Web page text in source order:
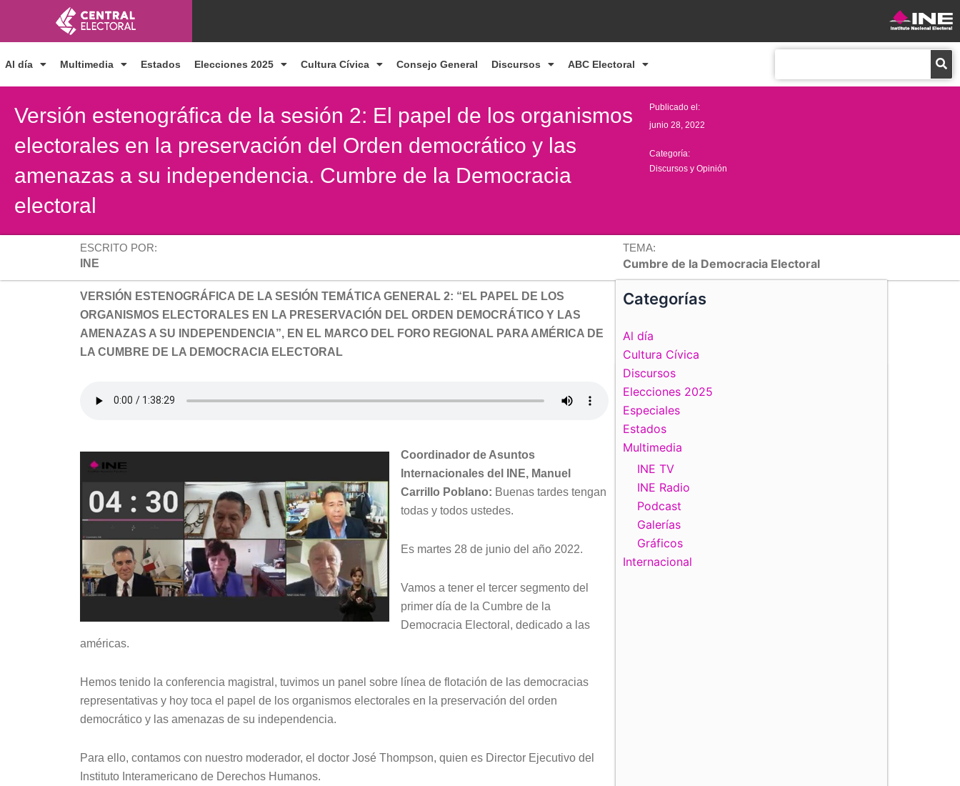
contenido
Al día Multimedia Estados Elecciones 2025 Cultura Cívica Consejo General Discursos ABC Electoral
Versión estenográfica de la sesión 2: El papel de los organismos
electorales en la preservación del Orden democrático y las
amenazas a su independencia. Cumbre de la Democracia
electoral
Publicado el:
junio 28, 2022
Categoría:
Discursos y Opinión
ESCRITO POR:
INE
TEMA:
Cumbre de la Democracia Electoral
VERSIÓN ESTENOGRÁFICA DE LA SESIÓN TEMÁTICA GENERAL 2: “EL PAPEL DE LOS
ORGANISMOS ELECTORALES EN LA PRESERVACIÓN DEL ORDEN DEMOCRÁTICO Y LAS
AMENAZAS A SU INDEPENDENCIA”, EN EL MARCO DEL FORO REGIONAL PARA AMÉRICA DE
LA CUMBRE DE LA DEMOCRACIA ELECTORAL
Coordinador de Asuntos
Internacionales del INE, Manuel
Carrillo Poblano: Buenas tardes tengan
todas y todos ustedes.
Es martes 28 de junio del año 2022.
Vamos a tener el tercer segmento del
primer día de la Cumbre de la
Democracia Electoral, dedicado a las
américas.
Hemos tenido la conferencia magistral, tuvimos un panel sobre línea de flotación de las democracias
representativas y hoy toca el papel de los organismos electorales en la preservación del orden
democrático y las amenazas de su independencia.
Para ello, contamos con nuestro moderador, el doctor José Thompson, quien es Director Ejecutivo del
Instituto Interamericano de Derechos Humanos.
Categorías
Al día
Cultura Cívica
Discursos
Elecciones 2025
Especiales
Estados
Multimedia
INE TV
INE Radio
Podcast
Galerías
Gráficos
Internacional